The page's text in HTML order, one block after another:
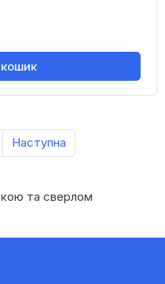
Наступна
та сверлом